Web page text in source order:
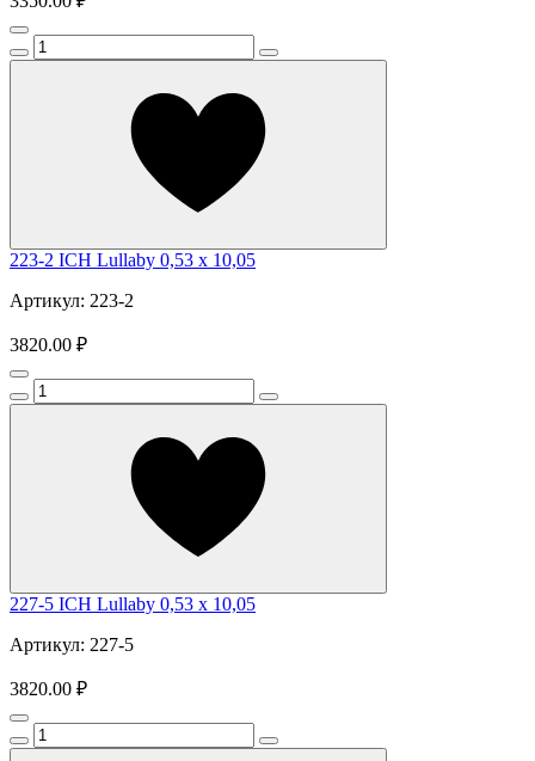
223-2 ICH Lullaby 0,53 x 10,05
Артикул: 223-2
3820.00 ₽
227-5 ICH Lullaby 0,53 x 10,05
Артикул: 227-5
3820.00 ₽